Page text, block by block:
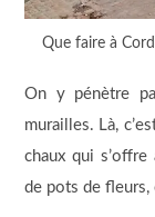
Que faire à
On y pénètre
murailles. Là,
chaux qui
de pots de fleurs,